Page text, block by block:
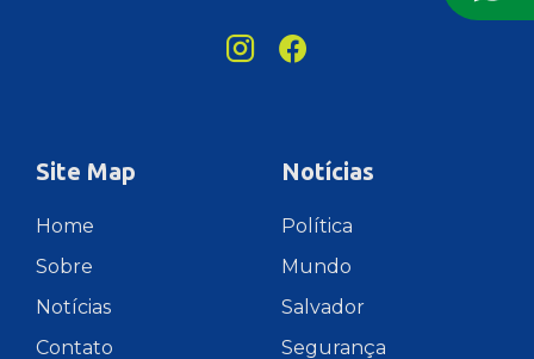
Site Map
Home
Sobre
Notícias
Contato
Notícias
Política
Mundo
Salvador
Segurança